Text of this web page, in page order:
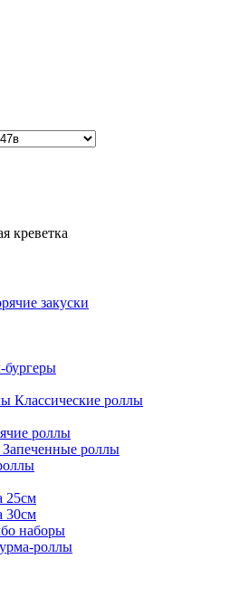
креветка
закуски
бургеры
Классические роллы
роллы
Запеченные роллы
25см
30см
наборы
роллы